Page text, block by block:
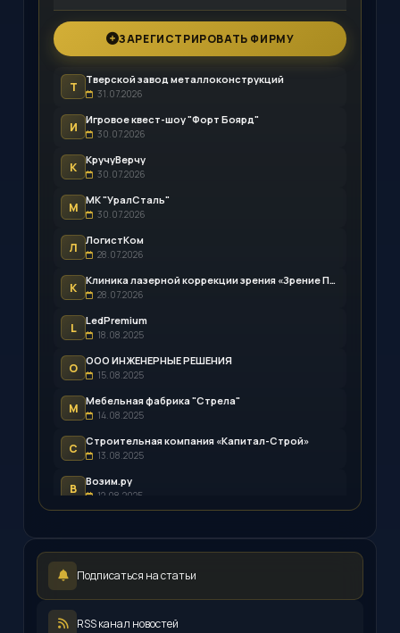
ЗАРЕГИСТРИРОВАТЬ ФИРМУ
Т
Тверской завод металлоконструкций
31.07.2026
И
Игровое квест-шоу "Форт Боярд"
30.07.2026
К
КручуВерчу
30.07.2026
М
МК "УралСталь"
30.07.2026
Л
ЛогистКом
28.07.2026
К
Клиника лазерной коррекции зрения «Зрение Пенза»
28.07.2026
L
LedPremium
18.08.2025
О
ООО ИНЖЕНЕРНЫЕ РЕШЕНИЯ
15.08.2025
М
Мебельная фабрика "Стрела"
14.08.2025
С
Строительная компания «Капитал-Строй»
13.08.2025
В
Возим.ру
12.08.2025
Р 11.08.2025
О
ООО «ЖКХ-Управление»
Подписаться на статьи
RSS канал новостей